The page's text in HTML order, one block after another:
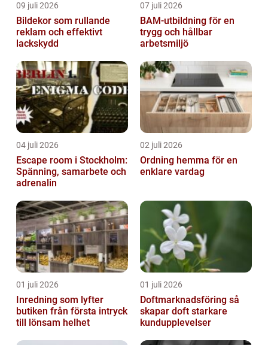
09 juli 2026
Bildekor som rullande
reklam och effektivt
lackskydd
07 juli 2026
BAM-utbildning för en
trygg och hållbar
arbetsmiljö
04 juli 2026
Escape room i Stockholm:
Spänning, samarbete och
adrenalin
02 juli 2026
Ordning hemma för en
enklare vardag
01 juli 2026
Inredning som lyfter
butiken från första intryck
till lönsam helhet
01 juli 2026
Doftmarknadsföring så
skapar doft starkare
kundupplevelser